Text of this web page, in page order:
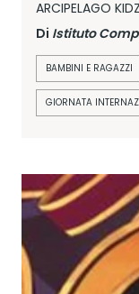
ARCIPELAGO KIDZ
Di Istituto
BAMBINI E RAGAZZI
GIORNATA